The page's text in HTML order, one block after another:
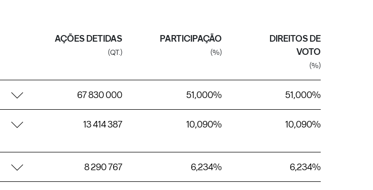
AÇÕES DETIDAS
(QT.)
PARTICIPAÇÃO
(%)
DIREITOS DE
VOTO
(%)
67 830 000 51,000% 51,000%
13 414 387 10,090% 10,090%
8 290 767 6,234% 6,234%